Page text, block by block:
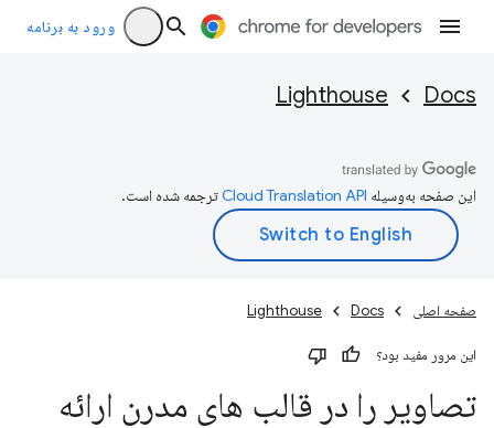
ورود به برنامه
Docs
Lighthouse
این صفحه به‌وسیله ترجمه شده است.
صفحه اصلی Docs
Lighthouse
این مرور مفید بود؟
تصاویر را در قالب های مدرن ارائه